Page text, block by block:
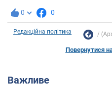
0 0
Редакційна політика
Повернутися
Важливе